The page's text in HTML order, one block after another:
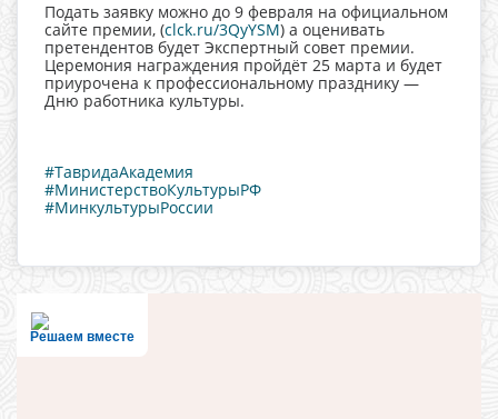
Подать заявку можно до 9 февраля на официальном
сайте премии, (clck.ru/3QyYSM) а оценивать
претендентов будет Экспертный совет премии.
Церемония награждения пройдёт 25 марта и будет
приурочена к профессиональному празднику —
Дню работника культуры.
#ТавридаАкадемия
#МинистерствоКультурыРФ
#МинкультурыРоссии
Решаем вместе